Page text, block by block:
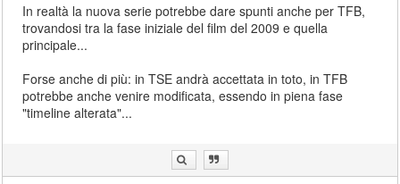
In realtà la nuova serie potrebbe dare spunti anche per TFB,
trovandosi tra la fase iniziale del film del 2009 e quella
principale...
Forse anche di più: in TSE andrà accettata in toto, in TFB
potrebbe anche venire modificata, essendo in piena fase
"timeline alterata"...